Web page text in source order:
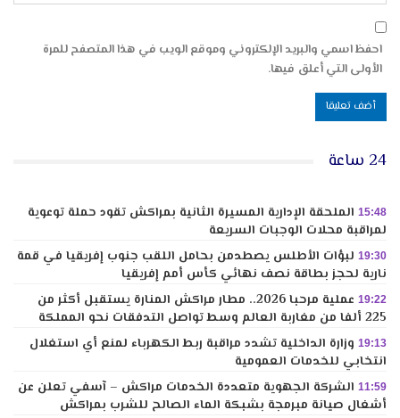
احفظ اسمي والبريد الإلكتروني وموقع الويب في هذا المتصفح للمرة
الأولى التي أعلق فيها.
24 ساعة
15:48 الملحقة الإدارية المسيرة الثانية بمراكش تقود حملة توعوية
لمراقبة محلات الوجبات السريعة
19:30 لبؤات الأطلس يصطدمن بحامل اللقب جنوب إفريقيا في قمة
نارية لحجز بطاقة نصف نهائي كأس أمم إفريقيا
19:22
عملية مرحبا 2026.. مطار مراكش المنارة يستقبل أكثر من
225 ألفا من مغاربة العالم وسط تواصل التدفقات نحو المملكة
19:13 وزارة الداخلية تشدد مراقبة ربط الكهرباء لمنع أي استغلال
انتخابي للخدمات العمومية
11:59 الشركة الجهوية متعددة الخدمات مراكش – آسفي تعلن عن
أشغال صيانة مبرمجة بشبكة الماء الصالح للشرب بمراكش